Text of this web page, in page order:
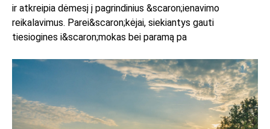
ir atkreipia dėmesį į pagrindinius &scaron;ienavimo
reikalavimus. Parei&scaron;kėjai, siekiantys gauti
tiesiogines i&scaron;mokas bei paramą pa